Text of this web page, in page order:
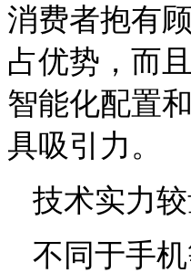
消费者抱有
占优势，而
智能化配置
具吸引力。
技术实力
不同于手